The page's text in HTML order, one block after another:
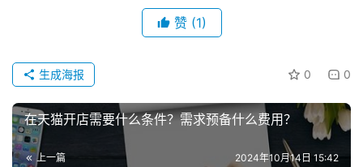
小
本
创
业
钱，这需要根据具体的情况来定。交纳了保证金之后，你的
些，消费者能够看到的保险会给你的，产品带来更大的可信
度。而且在淘宝上进行搜索的时候，会优先显示那些交纳了
保证金的店铺。而且有可能在你进货的时候，保证金这个东
西也会被，被供货商要求作为一种信誉的东西提供，以上就
是我们所说的淘宝的保证金。
赞 (1)
0 0
生成海报
在天猫开店需要什么条件？需求预备什么费用？
上一篇 2024年10月14日 15:42